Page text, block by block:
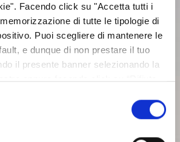
Facendo click su "Accetta tutti i
di tutte le tipologie di
Puoi scegliere di mantenere le
e dunque di non prestare il tuo
il presente banner selezionando la
oppure facendo click su “Rifiuta
diversi da quelli tecnici. Per maggiori
la nostra politica sui cookie
E RELAZIONI
STAMPA